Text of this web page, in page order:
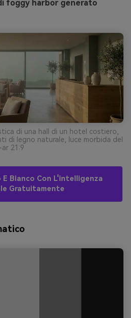
foggy harbor generato
di una hall di un hotel costiero,
di legno naturale, luce morbida del
21:9
E Bianco Con L'intelligenza
Gratuitamente